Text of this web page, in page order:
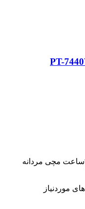
مچی مردانه
موردنیاز